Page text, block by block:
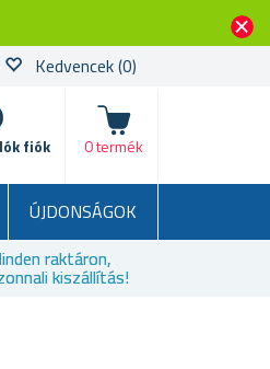
Kedvencek(0)
fiók
kosár
0 termék
ÚJDONSÁGOK
raktáron,
kiszállítás!